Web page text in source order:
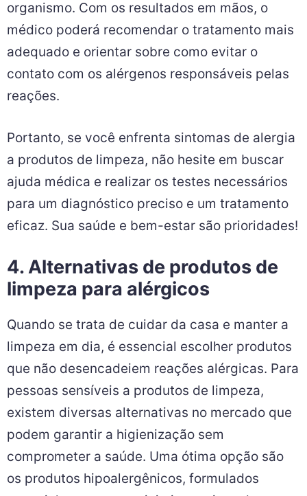
organismo. Com os resultados em mãos, o
médico poderá recomendar o tratamento mais
adequado e orientar sobre como evitar o
contato com os alérgenos responsáveis pelas
reações.
Portanto, se você enfrenta sintomas de alergia
a produtos de limpeza, não hesite em buscar
ajuda médica e realizar os testes necessários
para um diagnóstico preciso e um tratamento
eficaz. Sua saúde e bem-estar são prioridades!
4. Alternativas de produtos de
limpeza para alérgicos
Quando se trata de cuidar da casa e manter a
limpeza em dia, é essencial escolher produtos
que não desencadeiem reações alérgicas. Para
pessoas sensíveis a produtos de limpeza,
existem diversas alternativas no mercado que
podem garantir a higienização sem
comprometer a saúde. Uma ótima opção são
os produtos hipoalergênicos, formulados